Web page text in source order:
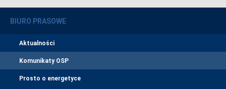
BIURO PRASOWE
Aktualności
Komunikaty OSP
Prosto o energetyce